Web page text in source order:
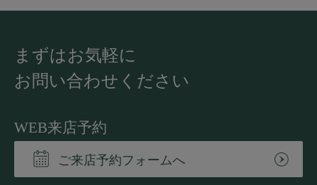
まずはお気軽に
お問い合わせください
WEB来店予約
ご来店予約フォームへ